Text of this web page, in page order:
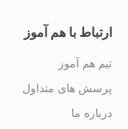
ارتباط با هم آموز
تیم هم آموز
پرسش های متداول
درباره ما